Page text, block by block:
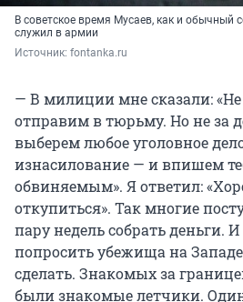
В советское время Мусаев, как и обычный
служил в армии
Источник: fontanka.ru
— В милиции мне сказали:
отправим в тюрьму. Но не за
выберем любое уголовное
изнасилование — и впишем
обвиняемым». Я ответил:
откупиться». Так многие
пару недель собрать деньги.
попросить убежища на
сделать. Знакомых за
были знакомые летчики.